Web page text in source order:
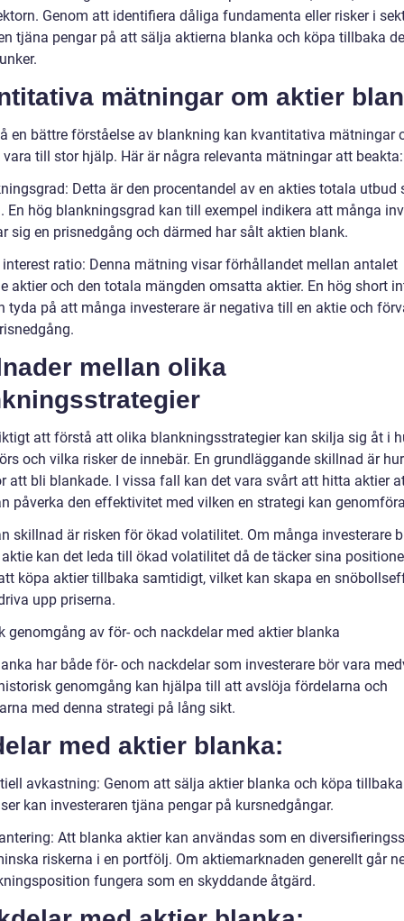
Genom att identifiera dåliga fundamenta eller risker i
tjäna pengar på att sälja aktierna blanka och köpa tillbaka
mätningar om aktier
en bättre förståelse av blankning kan kvantitativa mätningar
till stor hjälp. Här är några relevanta mätningar att beakta:
Detta är den procentandel av en akties totala utbud
En hög blankningsgrad kan till exempel indikera att många
sig en prisnedgång och därmed har sålt aktien blank.
interest ratio: Denna mätning visar förhållandet mellan antalet
aktier och den totala mängden omsatta aktier. En hög short
tyda på att många investerare är negativa till en aktie och
mellan olika
att förstå att olika blankningsstrategier kan skilja sig åt i
och vilka risker de innebär. En grundläggande skillnad är
att bli blankade. I vissa fall kan det vara svårt att hitta aktier
påverka den effektivitet med vilken en strategi kan
skillnad är risken för ökad volatilitet. Om många investerare
kan det leda till ökad volatilitet då de täcker sina
köpa aktier tillbaka samtidigt, vilket kan skapa en
upp priserna.
genomgång av för- och nackdelar med aktier blanka
har både för- och nackdelar som investerare bör vara
genomgång kan hjälpa till att avslöja fördelarna och
med denna strategi på lång sikt.
med aktier blanka:
avkastning: Genom att sälja aktier blanka och köpa
kan investeraren tjäna pengar på kursnedgångar.
Att blanka aktier kan användas som en
riskerna i en portfölj. Om aktiemarknaden generellt går
fungera som en skyddande åtgärd.